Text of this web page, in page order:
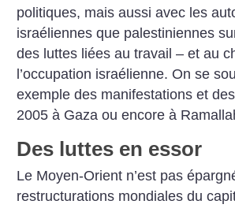
politiques, mais aussi avec les
israéliennes que palestiniennes
des luttes liées au travail – et au
l’occupation israélienne. On se
exemple des manifestations et
2005 à Gaza ou encore à
Des luttes en essor
Le Moyen-Orient n’est pas
restructurations mondiales du